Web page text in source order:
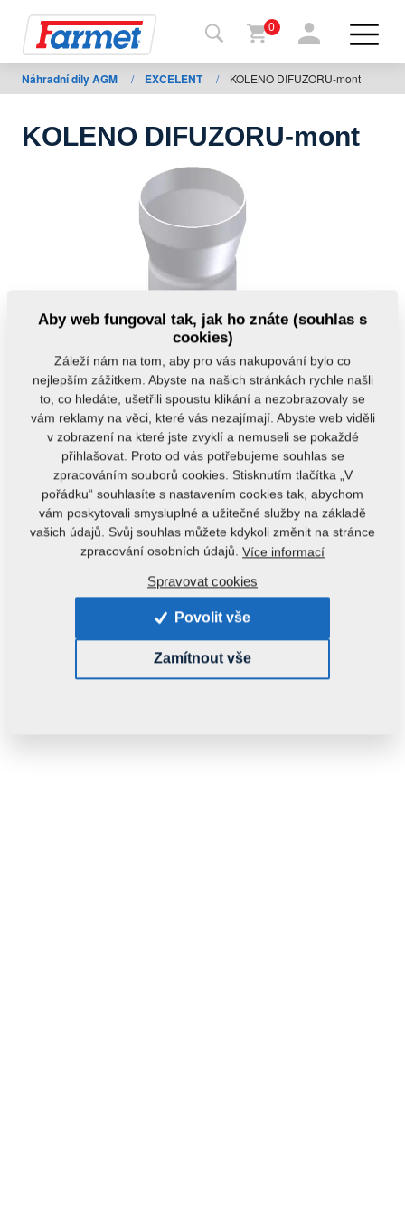
Zpět
na
stažení
0
Náhradní díly AGM / EXCELENT / KOLENO DIFUZORU-mont
KOLENO DIFUZORU-mont
Kód produktu: 8000540-40714
Tento díl je použitelný i pro následující stroje:
1,0510 kg
Aby web fungoval tak, jak ho znáte (souhlas s
cookies)
Záleží nám na tom, aby pro vás nakupování bylo co
nejlepším zážitkem. Abyste na našich stránkách rychle našli
to, co hledáte, ušetřili spoustu klikání a nezobrazovaly se
vám reklamy na věci, které vás nezajímají. Abyste web viděli
v zobrazení na které jste zvyklí a nemuseli se pokaždé
přihlašovat. Proto od vás potřebujeme souhlas se
zpracováním souborů cookies. Stisknutím tlačítka „V
pořádku“ souhlasíte s nastavením cookies tak, abychom
vám poskytovali smysluplné a užitečné služby na základě
vašich údajů. Svůj souhlas můžete kdykoli změnit na stránce
zpracování osobních údajů. Více informací
Spravovat cookies
Povolit vše
Zamítnout vše